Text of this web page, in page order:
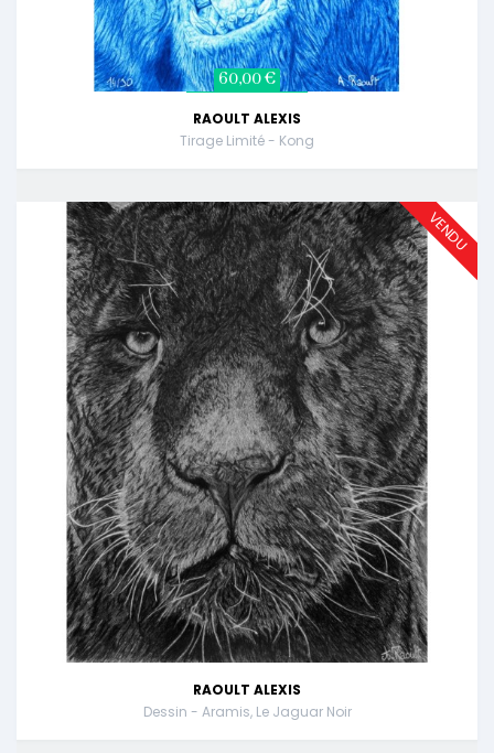
60,00 €
RAOULT ALEXIS
Tirage Limité - Kong
VENDU
RAOULT ALEXIS
Dessin - Aramis, Le Jaguar Noir